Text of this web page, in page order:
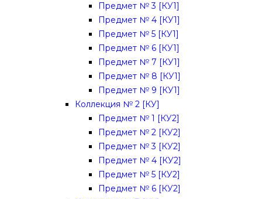
Предмет № 3 [КУ1]
Предмет № 4 [КУ1]
Предмет № 5 [КУ1]
Предмет № 6 [КУ1]
Предмет № 7 [КУ1]
Предмет № 8 [КУ1]
Предмет № 9 [КУ1]
Коллекция № 2 [КУ]
Предмет № 1 [КУ2]
Предмет № 2 [КУ2]
Предмет № 3 [КУ2]
Предмет № 4 [КУ2]
Предмет № 5 [КУ2]
Предмет № 6 [КУ2]